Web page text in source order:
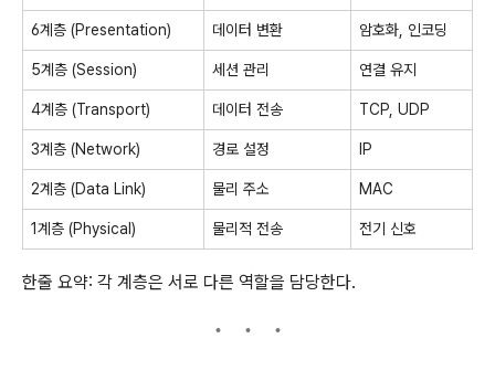
6계층 (Presentation) 데이터 변환 암호화, 인코딩
5계층 (Session) 세션 관리 연결 유지
4계층 (Transport) 데이터 전송 TCP, UDP
3계층 (Network) 경로 설정 IP
2계층 (Data Link) 물리 주소 MAC
1계층 (Physical) 물리적 전송 전기 신호
한줄 요약: 각 계층은 서로 다른 역할을 담당한다.